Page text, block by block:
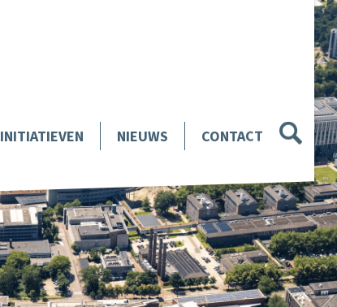
INITIATIEVEN NIEUWS CONTACT